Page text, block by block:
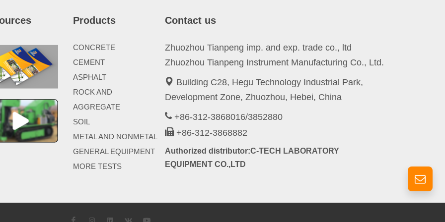
Products
CONCRETE
CEMENT
ASPHALT
ROCK AND
AGGREGATE
SOIL
METAL AND NONMETAL
GENERAL EQUIPMENT
MORE TESTS
Contact us
Zhuozhou Tianpeng imp. and exp. trade co., ltd
Zhuozhou Tianpeng Instrument Manufacturing Co., Ltd.
Building C28, Hegu Technology Industrial Park,
Development Zone, Zhuozhou, Hebei, China
+86-312-3868016/3852880
+86-312-3868882
Authorized distributor:C-TECH LABORATORY
EQUIPMENT CO.,LTD
FacebookInstagramLinkedIn
VK YouTube